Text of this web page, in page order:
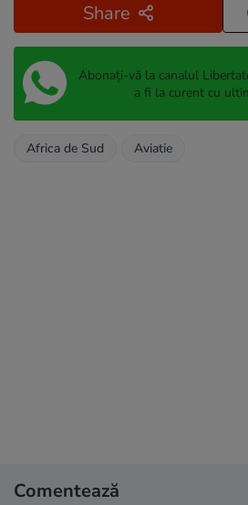
Share
Abonați-vă la canalul
a fi la curent cu
Africa de Sud Aviatie
Comentează